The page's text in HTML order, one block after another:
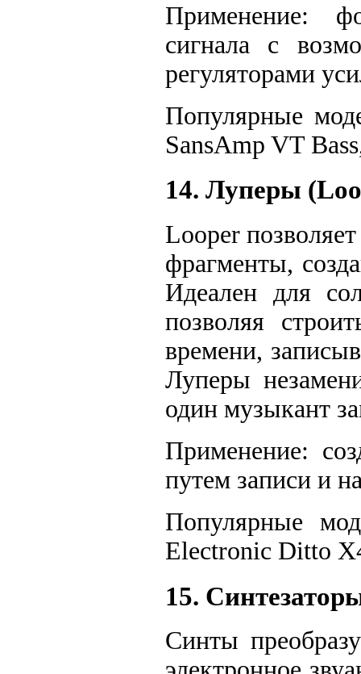
Применение:
сигнала с
регуляторами
Популярные
SansAmp VT
14. Луперы
Looper
фрагменты,
Идеален для
позволяя
времени,
Луперы
один музыкант
Применение:
путем записи и
Популярные
Electronic Ditto
15.
Синты